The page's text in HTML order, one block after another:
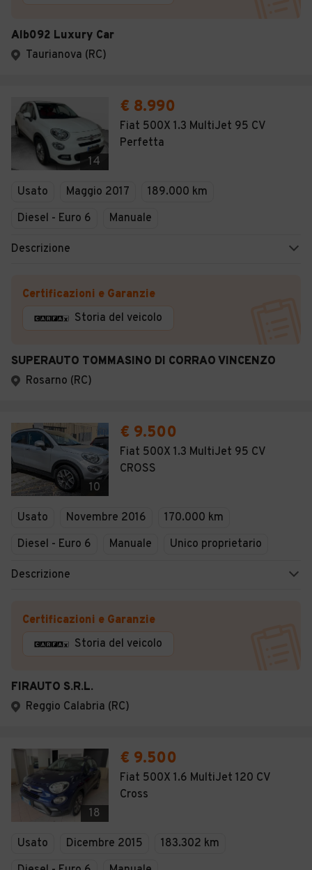
Alb092 Luxury Car
Taurianova (RC)
14
€ 8.990
Fiat 500X 1.3 MultiJet 95 CV
Perfetta
Usato Maggio 2017
189.000 km
Diesel - Euro 6
Manuale
Descrizione
Certificazioni e Garanzie
Storia del veicolo
SUPERAUTO TOMMASINO DI CORRAO VINCENZO
Rosarno (RC)
10
€ 9.500
Fiat 500X 1.3 MultiJet 95 CV
CROSS
Usato Novembre 2016
170.000 km
Diesel - Euro 6
Manuale Unico proprietario
Descrizione
Certificazioni e Garanzie
Storia del veicolo
FIRAUTO S.R.L.
Reggio Calabria (RC)
18
€ 9.500
Fiat 500X 1.6 MultiJet 120 CV
Cross
Usato Dicembre 2015
183.302 km